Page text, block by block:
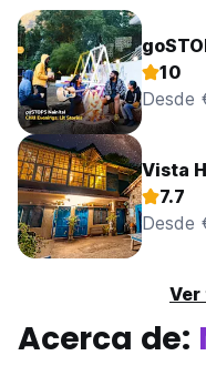
10
Desde
Vista
7.7
Desde
Ver
Acerca de: